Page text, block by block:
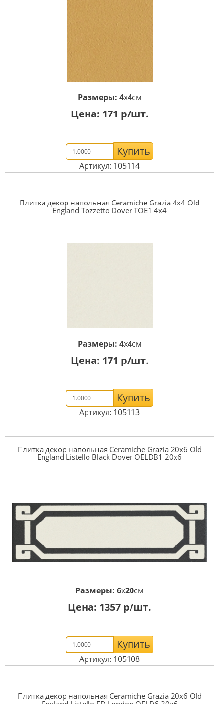
Размеры: 4x4см
Цена: 171 р/шт.
Купить
Артикул: 105114
Плитка декор напольная Ceramiche Grazia 4x4 Old
England Tozzetto Dover TOE1 4x4
Размеры: 4x4см
Цена: 171 р/шт.
Купить
Артикул: 105113
Плитка декор напольная Ceramiche Grazia 20x6 Old
England Listello Black Dover OELDB1 20x6
Размеры: 6x20см
Цена: 1357 р/шт.
Купить
Артикул: 105108
Плитка декор напольная Ceramiche Grazia 20x6 Old